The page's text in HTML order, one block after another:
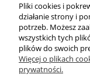
Pliki cookies i
działanie strony i
potrzeb. Możesz
wszystkich tych
plików do swoich
Więcej o plikach
prywatności.